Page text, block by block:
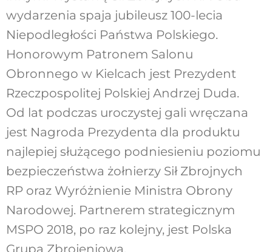
wydarzenia spaja jubileusz 100-lecia
Niepodległości Państwa Polskiego.
Honorowym Patronem Salonu
Obronnego w Kielcach jest Prezydent
Rzeczpospolitej Polskiej Andrzej Duda.
Od lat podczas uroczystej gali wręczana
jest Nagroda Prezydenta dla produktu
najlepiej służącego podniesieniu poziomu
bezpieczeństwa żołnierzy Sił Zbrojnych
RP oraz Wyróżnienie Ministra Obrony
Narodowej. Partnerem strategicznym
MSPO 2018, po raz kolejny, jest Polska
Grupa Zbrojeniowa.